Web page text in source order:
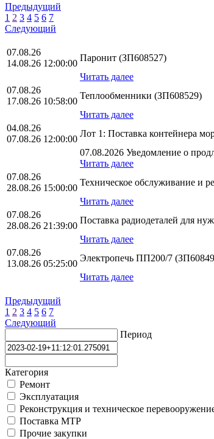
Предыдущий
1 2 3 4 5 6 7
Следующий
07.08.26
14.08.26 12:00:00
Паронит (ЗП608527)
Читать далее
07.08.26
17.08.26 10:58:00
Теплообменники (ЗП608529)
Читать далее
04.08.26
07.08.26 12:00:00
Лот 1: Поставка контейнера
07.08.2026 Уведомление о
Читать далее
07.08.26
28.08.26 15:00:00
Техническое обслуживание и
Читать далее
07.08.26
28.08.26 21:39:00
Поставка радиодеталей для
Читать далее
07.08.26
13.08.26 05:25:00
Электропечь ПП200/7
Читать далее
Предыдущий
1 2 3 4 5 6 7
Следующий
Период
Категория
Ремонт
Эксплуатация
Реконструкция и техническое
Поставка МТР
Прочие закупки